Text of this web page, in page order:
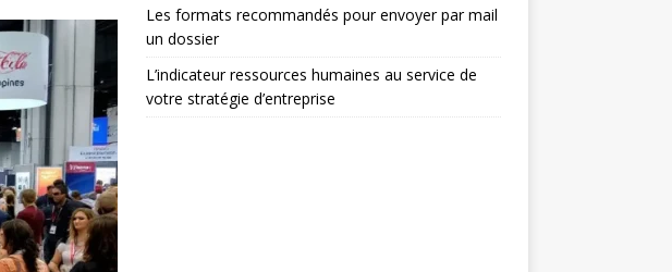
Les formats recommandés pour envoyer par mail
un dossier
L’indicateur ressources humaines au service de
votre stratégie d’entreprise